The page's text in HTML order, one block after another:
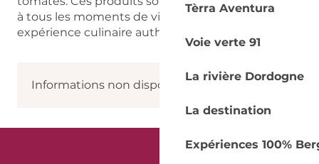
Tèrra Aventura
Voie verte 91
La rivière Dordogne
La destination
Expériences 100%
à tous les moments de vie, offrant une
expérience culinaire authentique et raffinée.
Informations non disponibles